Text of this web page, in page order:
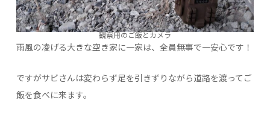
観察用のご飯とカメラ
雨風の凌げる大きな空き家に一家は、全員無事で一安心です！
ですがサビさんは変わらず足を引きずりながら道路を渡ってご
飯を食べに来ます。